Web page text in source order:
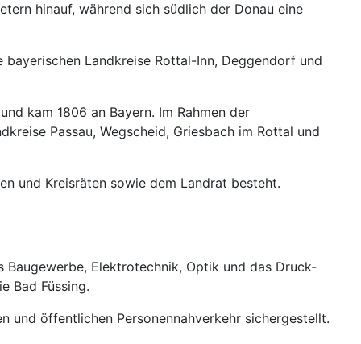
hinauf, während sich südlich der Donau eine
Landkreise Rottal-Inn, Deggendorf und
kam 1806 an Bayern. Im Rahmen der
Passau, Wegscheid, Griesbach im Rottal und
und Kreisräten sowie dem Landrat besteht.
Elektrotechnik, Optik und das Druck-
Bad Füssing.
und öffentlichen Personennahverkehr sichergestellt.